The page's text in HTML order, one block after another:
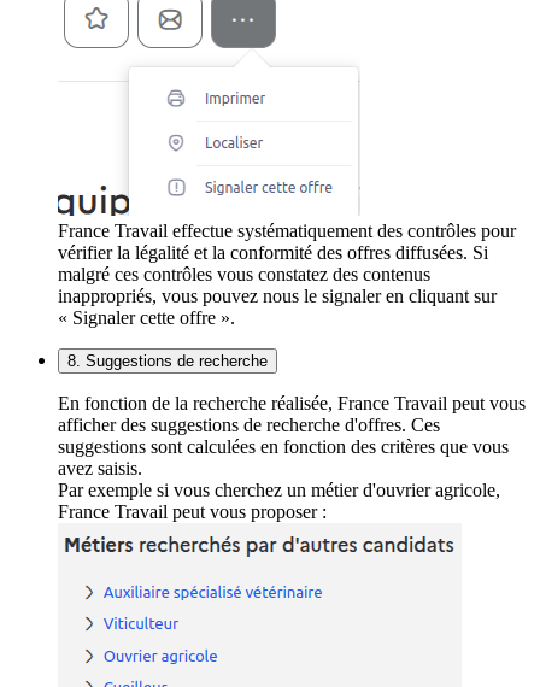
France Travail effectue systématiquement des contrôles pour
vérifier la légalité et la conformité des offres diffusées. Si
malgré ces contrôles vous constatez des contenus
inappropriés, vous pouvez nous le signaler en cliquant sur
« Signaler cette offre ».
8. Suggestions de recherche
En fonction de la recherche réalisée, France Travail peut vous
afficher des suggestions de recherche d'offres. Ces
suggestions sont calculées en fonction des critères que vous
avez saisis.
Par exemple si vous cherchez un métier d'ouvrier agricole,
France Travail peut vous proposer :